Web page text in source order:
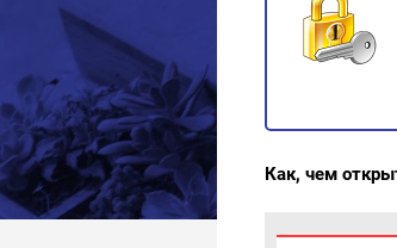
Как, чем